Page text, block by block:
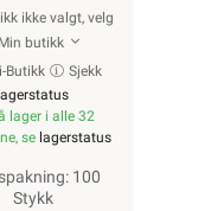
ikke valgt, velg
Min butikk
Butikk
Sjekk
lagerstatus
lager i alle 32
se lagerstatus
100
Stykk